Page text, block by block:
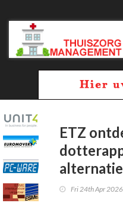
ETZ
Fri 24th Apr 2026